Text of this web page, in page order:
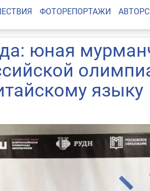
ФОТОРЕПОРТАЖИ
юная
языку